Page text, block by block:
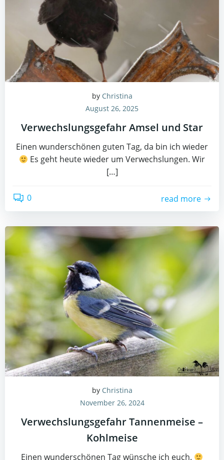
by Christina
August 26, 2025
Verwechslungsgefahr Amsel und Star
Einen wunderschönen guten Tag, da bin ich wieder
Es geht heute wieder um Verwechslungen. Wir
[…]
0 read more
by Christina
November 26, 2024
Verwechslungsgefahr Tannenmeise –
Kohlmeise
Einen wunderschönen Tag wünsche ich euch.